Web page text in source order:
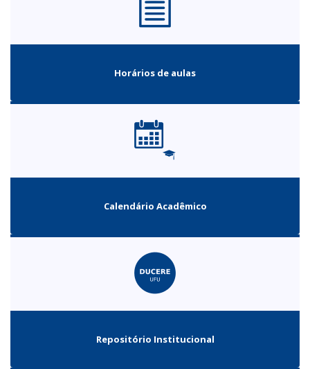
Horários de aulas
Calendário Acadêmico
Repositório Institucional